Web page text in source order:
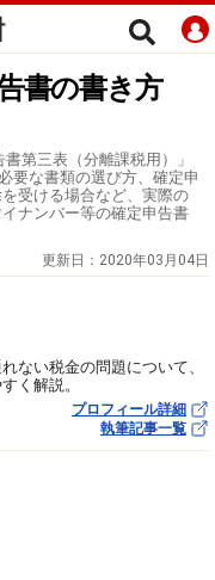
書の書き方
第三表（分離課税用）」
要な書類の選び方、確定申
受ける場合など、実際の
ナンバー等の確定申告書
更新日： 2020年03月04日
ない税金の問題について、
く解説。
プロフィール詳細
執筆記事一覧